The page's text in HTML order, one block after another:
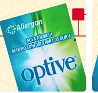
Laboratório
Por Menos